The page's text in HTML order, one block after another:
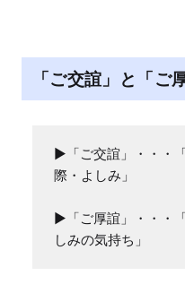
「ご交誼」と「ご
▶「ご交誼」・・・
際・よしみ」
▶「ご厚誼」・・・
しみの気持ち」